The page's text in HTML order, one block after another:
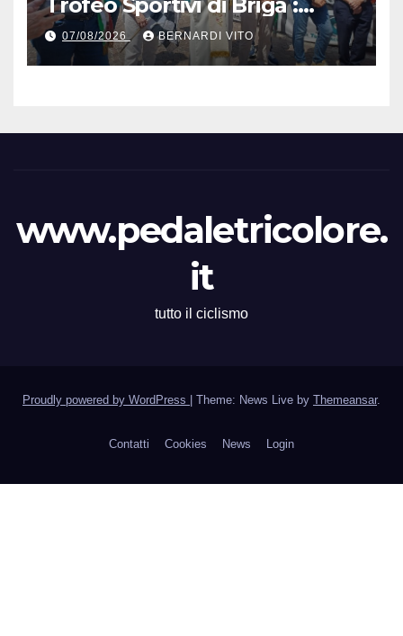
Nicolò Arrighetti è ancora lui
il Re del Muro di San
Colombano
07/08/2026 BERNARDI VITO
www.pedaletricolore.
it
tutto il ciclismo
Proudly powered by WordPress Theme: News Live by Themeansar.
Contatti Cookies News Login